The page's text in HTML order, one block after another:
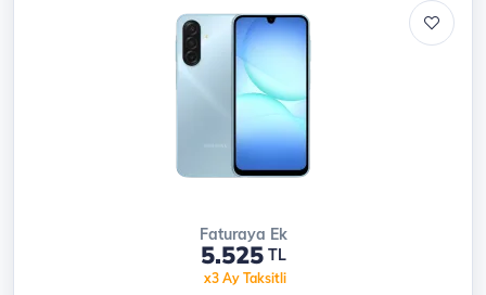
Faturaya Ek
5.525 TL
x3 Ay Taksitli